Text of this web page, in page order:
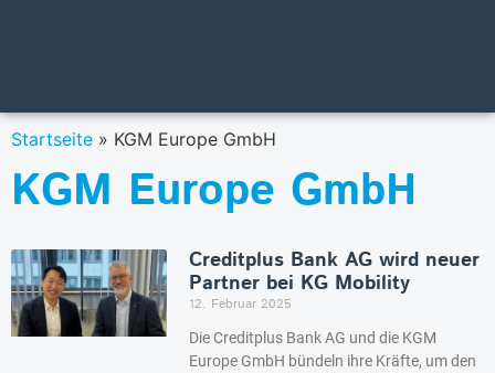
Startseite » KGM Europe GmbH
KGM Europe GmbH
Creditplus Bank AG wird neuer
Partner bei KG Mobility
12. Februar 2025
Die Creditplus Bank AG und die KGM
Europe GmbH bündeln ihre Kräfte, um den